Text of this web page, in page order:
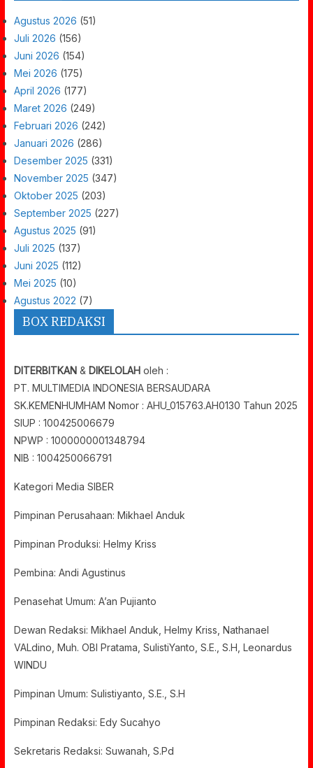
Agustus 2026 (51)
Juli 2026 (156)
Juni 2026 (154)
Mei 2026 (175)
April 2026 (177)
Maret 2026 (249)
Februari 2026 (242)
Januari 2026 (286)
Desember 2025 (331)
November 2025 (347)
Oktober 2025 (203)
September 2025 (227)
Agustus 2025 (91)
Juli 2025 (137)
Juni 2025 (112)
Mei 2025 (10)
Agustus 2022 (7)
BOX REDAKSI
DITERBITKAN & DIKELOLAH oleh :
PT. MULTIMEDIA INDONESIA BERSAUDARA
SK.KEMENHUMHAM Nomor : AHU_015763.AH0130 Tahun 2025
SIUP : 100425006679
NPWP : 1000000001348794
NIB : 1004250066791
Kategori Media SIBER
Pimpinan Perusahaan: Mikhael Anduk
Pimpinan Produksi: Helmy Kriss
Pembina: Andi Agustinus
Penasehat Umum: A’an Pujianto
Dewan Redaksi: Mikhael Anduk, Helmy Kriss, Nathanael
VALdino, Muh. OBI Pratama, SulistiYanto, S.E., S.H, Leonardus
WINDU
Pimpinan Umum: Sulistiyanto, S.E., S.H
Pimpinan Redaksi: Edy Sucahyo
Sekretaris Redaksi: Suwanah, S.Pd